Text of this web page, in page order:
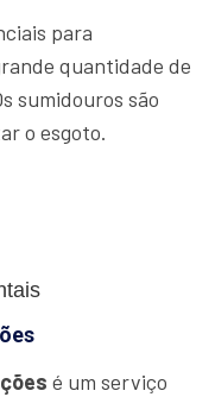
para
quantidade de
sumidouros são
o esgoto.
é um serviço